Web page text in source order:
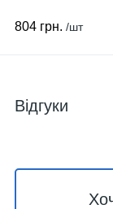
804 грн. /шт
Відгуки